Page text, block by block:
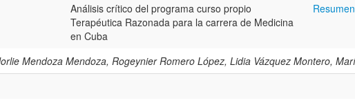
Análisis crítico del programa curso propio
Terapéutica Razonada para la carrera de Medicina
en Cuba
Resumen
Mendoza Mendoza, Rogeynier Romero López, Lidia Vázquez Montero,